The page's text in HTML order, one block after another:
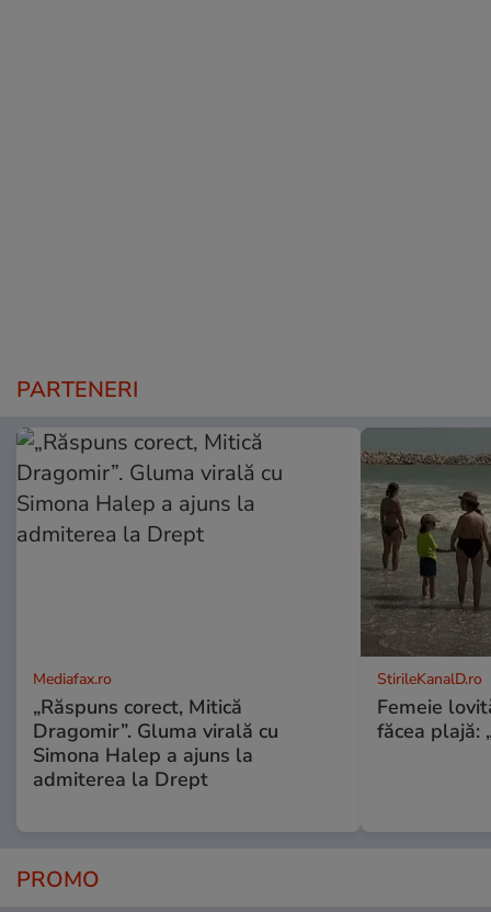
PARTENERI
Mediafax.ro
„Răspuns corect, Mitică
Dragomir”. Gluma virală cu
Simona Halep a ajuns la
admiterea la Drept
StirileKanalD.ro
Femeie
făcea plajă:
PROMO